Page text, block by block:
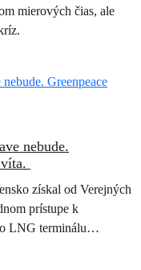
mierových čias, ale
nebude.
získal od Verejných
prístupe k
LNG terminálu
projektu…